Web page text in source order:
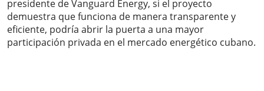
presidente de Vanguard Energy, si el proyecto
demuestra que funciona de manera transparente y
eficiente, podría abrir la puerta a una mayor
participación privada en el mercado energético cubano.